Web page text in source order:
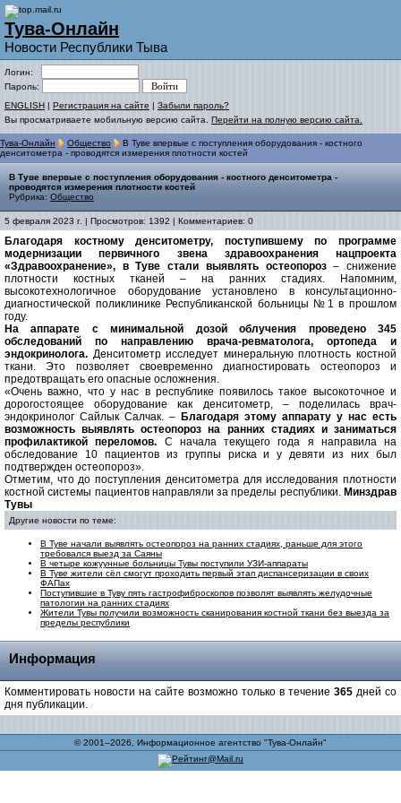
Тува-Онлайн
Новости Республики Тыва
Логин:
Пароль:
ENGLISH | Регистрация на сайте | Забыли пароль?
Вы просматриваете мобильную версию сайта. Перейти на полную версию сайта.
Тува-Онлайн Общество
В Туве впервые с поступления оборудования - костного
денситометра - проводятся измерения плотности костей
В Туве впервые с поступления оборудования - костного денситометра -
проводятся измерения плотности костей
Рубрика: Общество
5 февраля 2023 г. | Просмотров: 1392 | Комментариев: 0
Благодаря костному денситометру, поступившему по программе
модернизации первичного звена здравоохранения нацпроекта
«Здравоохранение», в Туве стали выявлять остеопороз– снижение
плотности костных тканей – на ранних стадиях. Напомним,
высокотехнологичное оборудование установлено в консультационно-
диагностической поликлинике Республиканской больницы №1 в прошлом
году.
На аппарате с минимальной дозой облучения проведено 345
обследований по направлению врача-ревматолога, ортопеда и
эндокринолога. Денситометр исследует минеральную плотность костной
ткани. Это позволяет своевременно диагностировать остеопороз и
предотвращать его опасные осложнения.
«Очень важно, что у нас в республике появилось такое высокоточное и
дорогостоящее оборудование как денситометр, – поделилась врач-
эндокринолог Сайлык Салчак. – Благодаря этому аппарату у нас есть
возможность выявлять остеопороз на ранних стадиях и заниматься
профилактикой переломов. С начала текущего года я направила на
обследование 10 пациентов из группы риска и у девяти из них был
подтвержден остеопороз».
Отметим, что до поступления денситометра для исследования плотности
костной системы пациентов направляли за пределы республики. Минздрав
Тувы
Другие новости по теме:
В Туве начали выявлять остеопороз на ранних стадиях, раньше для этого
требовался выезд за Саяны
В четыре кожуунные больницы Тувы поступили УЗИ-аппараты
В Туве жители сёл смогут проходить первый этап диспансеризации в своих
ФАПах
Поступившие в Туву пять гастрофиброскопов позволят выявлять желудочные
патологии на ранних стадиях
Жители Тувы получили возможность сканирования костной ткани без выезда за
пределы республики
Информация
Комментировать новости на сайте возможно только в течение 365 дней со
дня публикации.
© 2001–2026, Информационное агентство "Тува-Онлайн"